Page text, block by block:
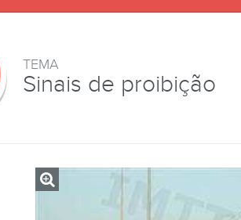
TEMA
Sinais de proibição